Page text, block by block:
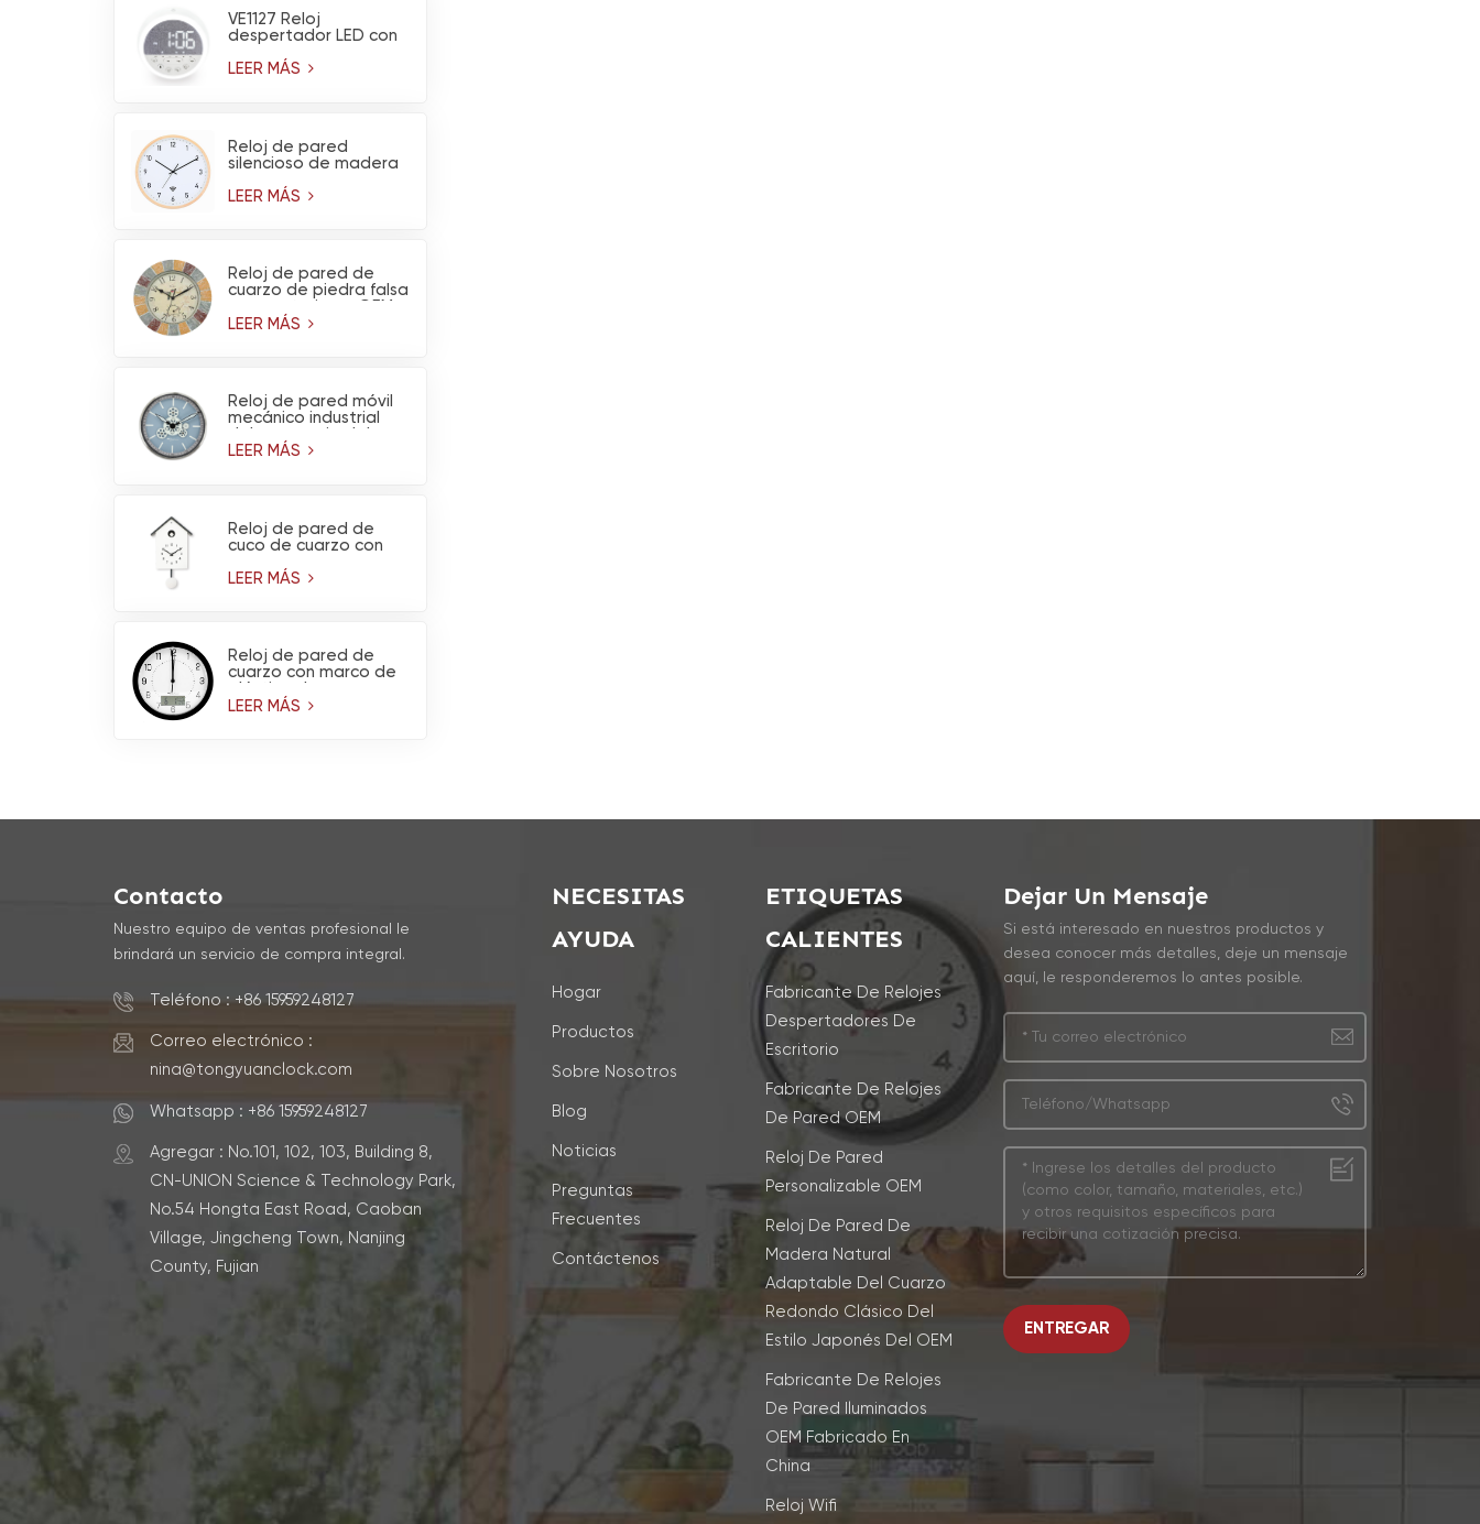
VE1127 Reloj
despertador LED con
nocturna
LEER MÁS
Reloj de pared
silencioso de madera
con pilas y tiene
LEER MÁS
Reloj de pared de
cuarzo de piedra falsa
con termómetro -
LEER MÁS
Reloj de pared móvil
mecánico industrial
metal del diseño del
LEER MÁS
Reloj de pared de
cuco de cuarzo con
LEER MÁS
Reloj de pared de
cuarzo con marco de
higrómetro y
LEER MÁS
Contacto
Nuestro equipo de ventas profesional le
brindará un servicio de compra integral.
Teléfono : +86 15959248127
Correo electrónico :
nina@tongyuanclock.com
Whatsapp : +86 15959248127
Agregar : No.101, 102, 103, Building 8,
CN-UNION Science & Technology Park,
No.54 Hongta East Road, Caoban
Village, Jingcheng Town, Nanjing
County, Fujian
NECESITAS
AYUDA
Hogar
Productos
Sobre Nosotros
Blog
Noticias
Preguntas
Frecuentes
Contáctenos
ETIQUETAS
CALIENTES
Fabricante De Relojes
Despertadores De
Escritorio
Fabricante De Relojes
De Pared OEM
Reloj De Pared
Personalizable OEM
Reloj De Pared De
Madera Natural
Adaptable Del Cuarzo
Redondo Clásico Del
Estilo Japonés Del OEM
Fabricante De Relojes
De Pared Iluminados
OEM Fabricado En
China
Reloj Wifi
Dejar Un Mensaje
Si está interesado en nuestros productos y
desea conocer más detalles, deje un mensaje
aquí, le responderemos lo antes posible.
ENTREGAR